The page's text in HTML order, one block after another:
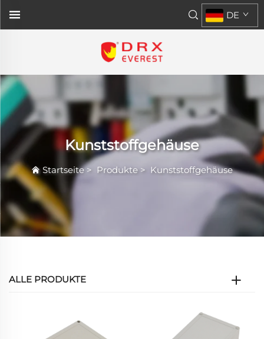
DE
Kunststoffgehäuse
Startseite> Produkte> Kunststoffgehäuse
ALLE PRODUKTE